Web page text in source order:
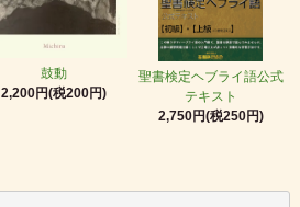
鼓動
2,200円(税200円)
聖書検定ヘブライ語公式
テキスト
2,750円(税250円)